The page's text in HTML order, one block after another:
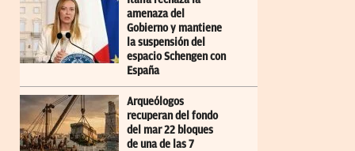
amenaza del
Gobierno y mantiene
la suspensión del
espacio Schengen con
España
Arqueólogos
recuperan del fondo
del mar 22 bloques
de una de las 7